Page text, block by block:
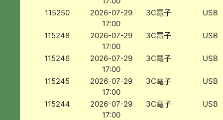
115250
2026-07-29
17:00
3C電子 USB
115248
2026-07-29
17:00
3C電子 USB
115246
2026-07-29
17:00
3C電子 USB
115245
2026-07-29
17:00
3C電子 USB
115244
2026-07-29
17:00
3C電子 USB